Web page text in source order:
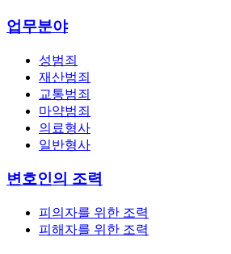
업무분야
성범죄
재산범죄
교통범죄
마약범죄
의료형사
일반형사
변호인의 조력
피의자를 위한 조력
피해자를 위한 조력